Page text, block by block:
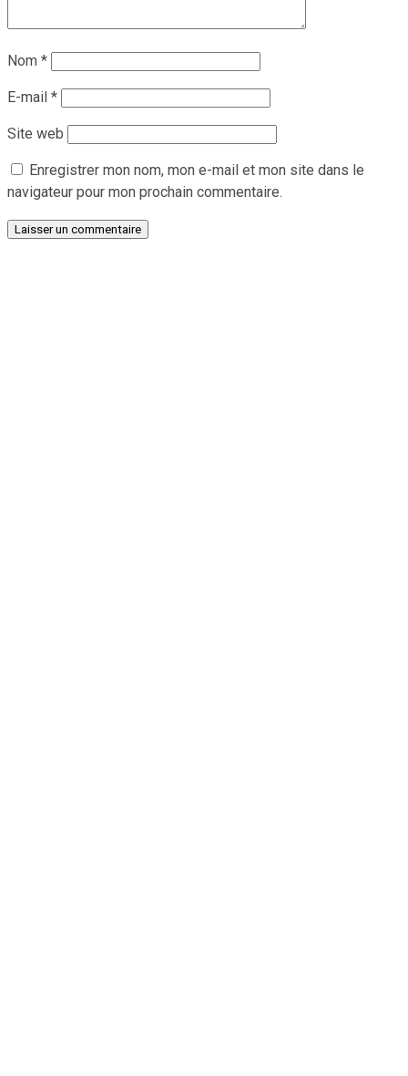
Nom *
E-mail *
Site web
Enregistrer mon nom, mon e-mail et mon site dans le
navigateur pour mon prochain commentaire.